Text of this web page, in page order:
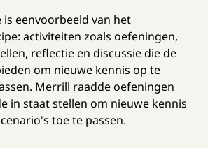
is eenvoorbeeld van het
activiteiten zoals oefeningen,
reflectie en discussie die de
om nieuwe kennis op te
Merrill raadde oefeningen
in staat stellen om nieuwe kennis
toe te passen.